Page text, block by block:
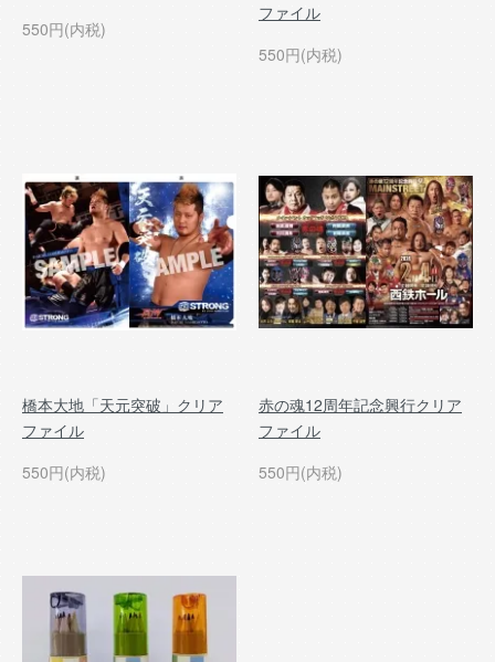
550円(内税)
ファイル
550円(内税)
橋本大地「天元突破」クリア
ファイル
550円(内税)
赤の魂12周年記念興行クリア
ファイル
550円(内税)